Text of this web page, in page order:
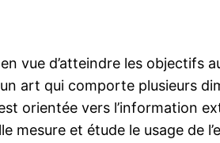
vue d’atteindre les objectifs
art qui comporte plusieurs
orientée vers l’information
mesure et étude le usage de